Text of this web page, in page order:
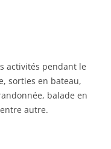
activités pendant le
sorties en bateau,
balade en
autre.